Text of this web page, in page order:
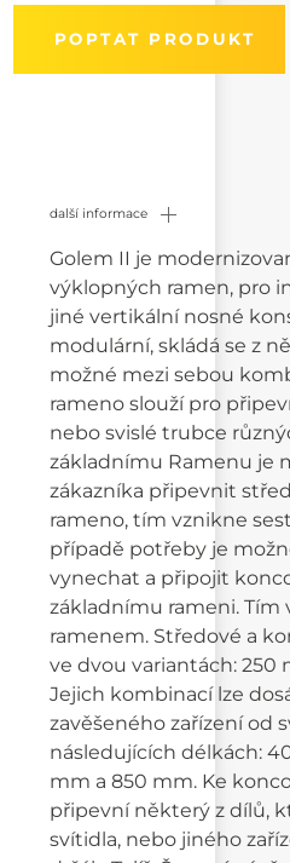
POPTAT PRODUKT
další informace
Golem II je
výklopných ramen, pro
jiné vertikální nosné
modulární, skládá se z
možné mezi sebou
rameno slouží pro
nebo svislé trubce
základnímu Ramenu je
zákazníka připevnit
rameno, tím vznikne
případě potřeby je
vynechat a připojit
základnímu rameni. Tím
ramenem. Středové a
ve dvou variantách: 250
Jejich kombinací lze
zavěšeného zařízení od
následujících délkách:
mm a 850 mm. Ke
připevní některý z dílů,
svítidla, nebo jiného